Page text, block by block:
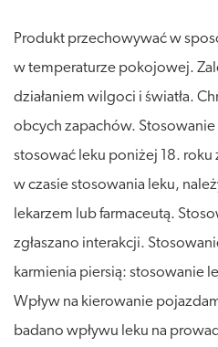
Produkt przechowywać w
w temperaturze pokojowej.
działaniem wilgoci i światła.
obcych zapachów.
stosować leku poniżej 18. roku
w czasie stosowania leku,
lekarzem lub farmaceutą.
zgłaszano interakcji.
karmienia piersią: stosowanie
Wpływ na kierowanie
badano wpływu leku na